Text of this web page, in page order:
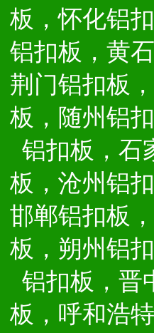
板，怀化铝
铝扣板，黄
荆门铝扣板
板，随州铝
铝扣板，石
板，沧州铝
邯郸铝扣板
板，朔州铝
铝扣板，晋
板，呼和浩